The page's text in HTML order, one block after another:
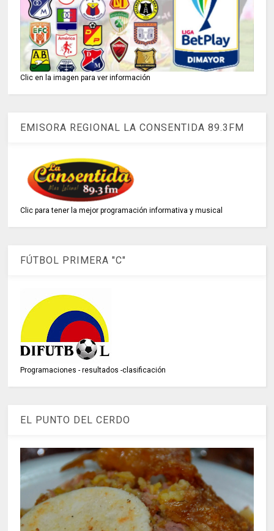
Clic en la imagen para ver información
EMISORA REGIONAL LA CONSENTIDA 89.3FM
Clic para tener la mejor programación informativa y musical
FÚTBOL PRIMERA "C"
Programaciones - resultados -clasificación
EL PUNTO DEL CERDO